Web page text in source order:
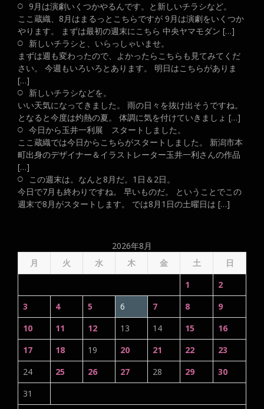
9月は演劇いくつかやるんです。と新しいチラシなど。
ここ蔵織、8月はまるっとこちらですが 9月は演劇をいくつか
やります。 まずは最初の週末にこちら 中央ヤマモダン […]
新しいチラシと、いらっしゃいませ。
まずは週も変わったので、よかったらこちらも見てみてくだ
さい。 今週もいろいろとあります。 明日はこちらがありま
[…]
新しいチラシなどを。
いい天気になってきました。 雨の日々を抜け出そうですね。
となると今度は灼熱の夏。 体調に気を付けていきましょ […]
今日から玉井一利展 スタートしました。
ここ蔵織では今日からこちらがスタートしました。 新潟市本
町出身のデザイナー＆イラストレーター玉井一利さんの作品
[…]
この週末は。なんと8月だ。1日＆2日。
今日で7月も終わりですね。 早いものだ。 ということでこの
週末で8月がスタートします。 では8月1日の土曜日は […]
2026年8月
月
火 水 木 金 土 日
1
2
3
4 5 6 7 8
9
10
11 12 13 14 15
16
17
18 19 20 21 22
23
24
25 26 27 28 29
30
31